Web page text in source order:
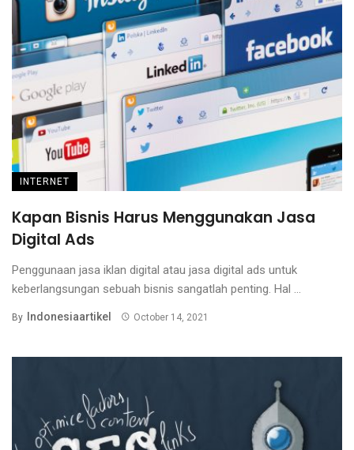
INTERNET
Kapan Bisnis Harus Menggunakan Jasa
Digital Ads
Penggunaan jasa iklan digital atau jasa digital ads untuk
keberlangsungan sebuah bisnis sangatlah penting. Hal ...
By Indonesiaartikel October 14, 2021